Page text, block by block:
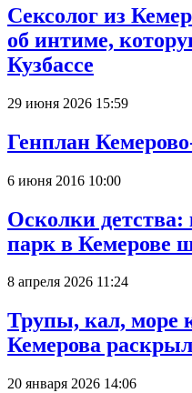
Сексолог из
об интиме,
Кузбассе
29 июня 2026 15:59
Генплан
6 июня 2016 10:00
Осколки
парк в Кемерове
8 апреля 2026 11:24
Трупы, кал, море
Кемерова
20 января 2026 14:06